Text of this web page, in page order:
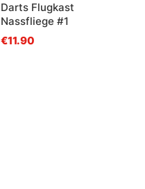
Darts Flugkast
Nassfliege #1
€11.90